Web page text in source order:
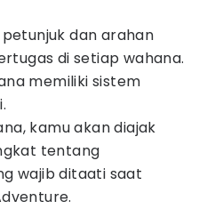
dan arahan
di setiap wahana.
memiliki sistem
kamu akan diajak
tentang
wajib ditaati saat